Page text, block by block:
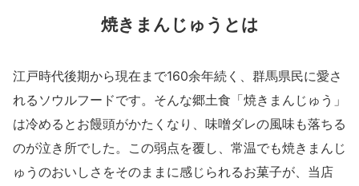
焼きまんじゅうとは
江戸時代後期から現在まで160余年続く、群馬県民に愛さ
れるソウルフードです。そんな郷土食「焼きまんじゅう」
は冷めるとお饅頭がかたくなり、味噌ダレの風味も落ちる
のが泣き所でした。この弱点を覆し、常温でも焼きまんじ
ゅうのおいしさをそのままに感じられるお菓子が、当店